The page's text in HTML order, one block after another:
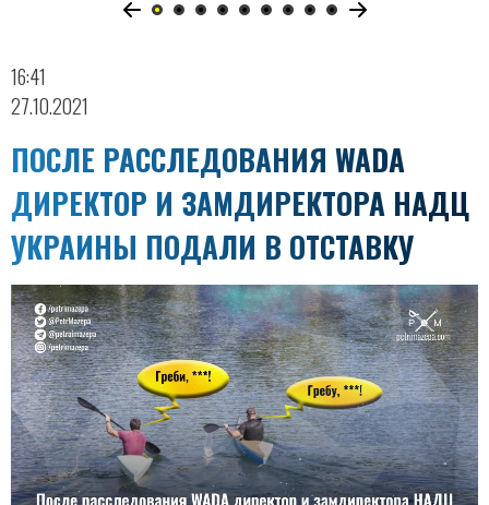
16:41
27.10.2021
ПОСЛЕ РАССЛЕДОВАНИЯ WADA
ДИРЕКТОР И ЗАМДИРЕКТОРА НАДЦ
УКРАИНЫ ПОДАЛИ В ОТСТАВКУ